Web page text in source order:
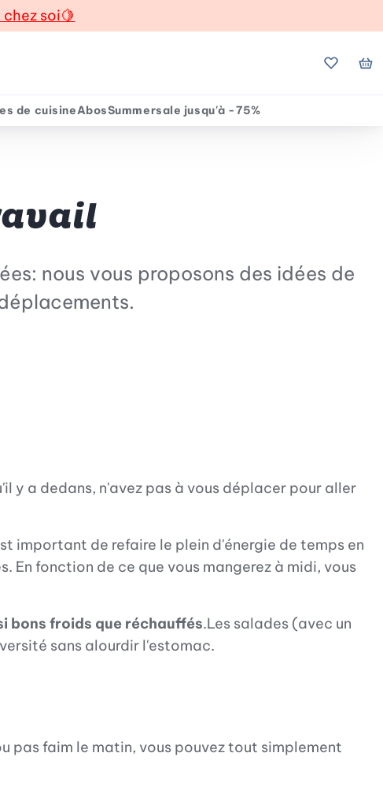
soi🍋
Mes
de cuisineAbosSummersale jusqu'à -75%
nous vous proposons des idées de
y a dedans, n'avez pas à vous déplacer pour aller
important de refaire le plein d'énergie de temps en
fonction de ce que vous mangerez à midi, vous
bons froids que réchauffés.Les salades (avec un
sans alourdir l'estomac.
pas faim le matin, vous pouvez tout simplement